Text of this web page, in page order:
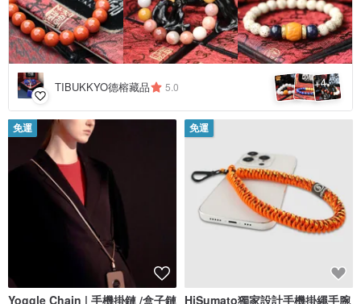
TIBUKKYO德榕藏品 5.0 +4
免運
Yoggle Chain | 手機掛鏈 /盒子鏈
免運
HiSumato獨家設計手機掛繩手腕